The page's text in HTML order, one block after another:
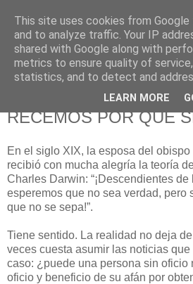
625 RANAS
LA TELEVISIÓN DESDE EL
RECEMOS POR QUE
En el siglo XIX, la esposa del
recibió con mucha alegría la teoría
Charles Darwin: “¡Descendientes
esperemos que no sea verdad, pero
que no se sepa!”.
Tiene sentido. La realidad no deja
veces cuesta asumir las noticias
caso: ¿puede una persona sin oficio
oficio y beneficio de su afán por
This site uses cookies from
and to analyze traffic. Your IP
shared with Google along with
metrics to ensure quality of
statistics, and to detect and
LEARN MORE